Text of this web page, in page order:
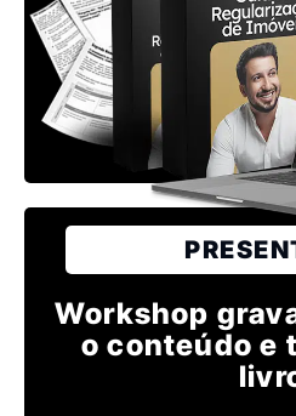
Workshop
o conteúdo e